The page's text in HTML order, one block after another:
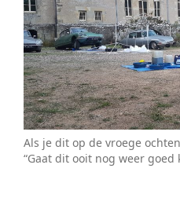
Als je dit op de vroege
“Gaat dit ooit nog weer goed